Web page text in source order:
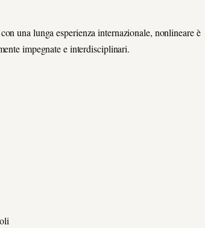
una lunga esperienza internazionale, nonlineare è
impegnate e interdisciplinari.